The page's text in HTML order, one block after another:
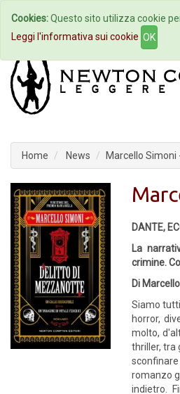
Home Autori
Home News Marcello
DANTE,
La
crimine.
Di
Siamo
horror,
molto,
thriller, tra
romanzo
indietro.
Cookies:Questo sito utilizza cookie
Leggi l'informativa sui cookie OK